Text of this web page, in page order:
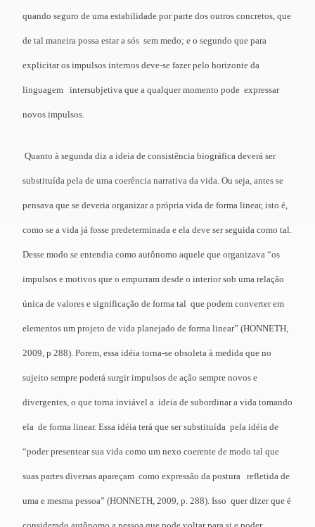
quando seguro de uma estabilidade por parte dos outros concretos, que
de tal maneira possa estar a sós sem medo; e o segundo que para
explicitar os impulsos internos deve-se fazer pelo horizonte da
linguagem intersubjetiva que a qualquer momento pode expressar
novos impulsos.
Quanto à segunda diz a ideia de consistência biográfica deverá ser
substituída pela de uma coerência narrativa da vida. Ou seja, antes se
pensava que se deveria organizar a própria vida de forma linear, isto é,
como se a vida já fosse predeterminada e ela deve ser seguida como tal.
Desse modo se entendia como autônomo aquele que organizava “os
impulsos e motivos que o empurram desde o interior sob uma relação
única de valores e significação de forma tal que podem converter em
elementos um projeto de vida planejado de forma linear” (HONNETH,
2009, p 288). Porem, essa idéia torna-se obsoleta à medida que no
sujeito sempre poderá surgir impulsos de ação sempre novos e
divergentes, o que torna inviável a ideia de subordinar a vida tomando
ela de forma linear. Essa idéia terá que ser substituída pela idéia de
“poder presentear sua vida como um nexo coerente de modo tal que
suas partes diversas apareçam como expressão da postura refletida de
uma e mesma pessoa” (HONNETH, 2009, p. 288). Isso quer dizer que é